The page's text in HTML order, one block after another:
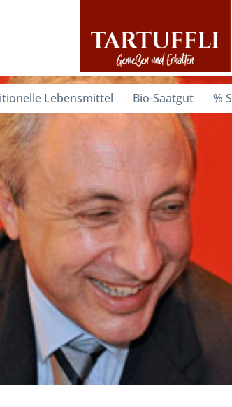
Lebensmittel Bio-Saatgut %